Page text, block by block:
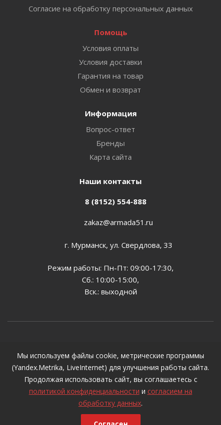
Согласие на обработку персональных данных
Помощь
Условия оплаты
Условия доставки
Гарантия на товар
Обмен и возврат
Информация
Вопрос-ответ
Бренды
Карта сайта
Наши контакты
8 (8152) 554-888
zakaz@armada51.ru
г. Мурманск, ул. Свердлова, 33
Режим работы: Пн-Пт: 09:00-17:30,
Сб.: 10:00-15:00,
Вск.: выходной
для ознакомления и не могут являться публичной
офертой, определяемой положениями ст. 437 ГК РФ
Мы используем файлы cookie, метрические программы
(Yandex.Metrika, LiveInternet) для улучшения работы сайта.
Продолжая использовать сайт, вы соглашаетесь с
политикой конфиденциальности и согласием на
обработку данных.